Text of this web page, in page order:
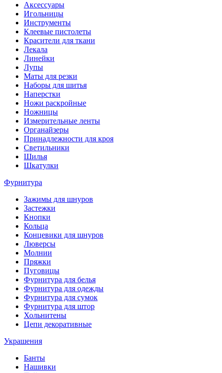
Аксессуары
Игольницы
Инструменты
Клеевые пистолеты
Красители для ткани
Лекала
Линейки
Лупы
Маты для резки
Наборы для шитья
Наперстки
Ножи раскройные
Ножницы
Измерительные ленты
Органайзеры
Принадлежности для кроя
Светильники
Шилья
Шкатулки
Фурнитура
Зажимы для шнуров
Застежки
Кнопки
Кольца
Концевики для шнуров
Люверсы
Молнии
Пряжки
Пуговицы
Фурнитура для белья
Фурнитура для одежды
Фурнитура для сумок
Фурнитура для штор
Хольнитены
Цепи декоративные
Украшения
Банты
Нашивки